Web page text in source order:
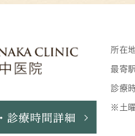
所在
最寄
診療
※土